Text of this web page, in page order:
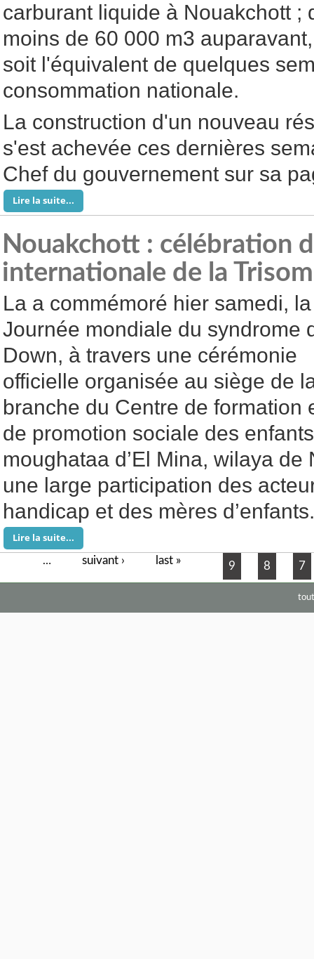
carburant liquide à Nouakchott ;
moins de 60 000 m3 auparavant,
soit l'équivalent de quelques
consommation nationale.
La construction d'un nouveau
s'est achevée ces dernières
Chef du gouvernement sur sa
Lire la suite...
Nouakchott : célébration
internationale de la
La a commémoré hier samedi, la
Journée mondiale du syndrome
Down, à travers une cérémonie
officielle organisée au siège de
branche du Centre de formation
de promotion sociale des
moughataa d’El Mina, wilaya
une large participation des
handicap et des mères d’enfants.
Lire la suite...
7
8
9
… suivant › last »